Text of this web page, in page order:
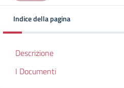
Indice della pagina
Descrizione
I Documenti